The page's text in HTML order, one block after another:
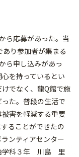
ら応募があった。当
り参加者が集まる
ら申し込みがあっ
を持っているとい
でなく、龍Q館で施
た。普段の生活で
害を軽減する重要
ることができたの
ンティアセンター
学科３年 川島 里